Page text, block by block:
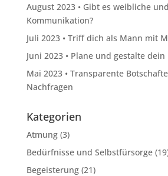
August 2023 • Gibt es weibliche
Kommunikation?
Juli 2023 • Triff dich als Mann mit
Juni 2023 • Plane und gestalte
Mai 2023 • Transparente
Nachfragen
Kategorien
Atmung(3)
Bedürfnisse und Selbstfürsorge
Begeisterung(21)